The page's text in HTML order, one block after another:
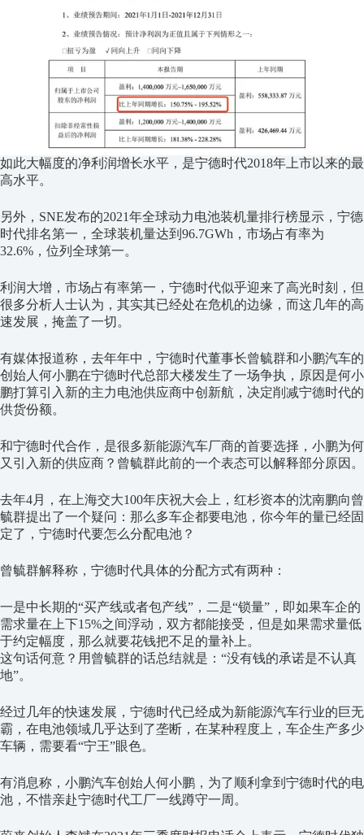
如此大幅度的净利润增长水平，是宁德时代2018年上市以来的最
高水平。
另外，SNE发布的2021年全球动力电池装机量排行榜显示，宁德
时代排名第一，全球装机量达到96.7GWh，市场占有率为
32.6%，位列全球第一。
利润大增，市场占有率第一，宁德时代似乎迎来了高光时刻，但
很多分析人士认为，其实其已经处在危机的边缘，而这几年的高
速发展，掩盖了一切。
有媒体报道称，去年年中，宁德时代董事长曾毓群和小鹏汽车的
创始人何小鹏在宁德时代总部大楼发生了一场争执，原因是何小
鹏打算引入新的主力电池供应商中创新航，决定削减宁德时代的
供货份额。
和宁德时代合作，是很多新能源汽车厂商的首要选择，小鹏为何
又引入新的供应商？曾毓群此前的一个表态可以解释部分原因。
去年4月，在上海交大100年庆祝大会上，红杉资本的沈南鹏向曾
毓群提出了一个疑问：那么多车企都要电池，你今年的量已经固
定了，宁德时代要怎么分配电池？
曾毓群解释称，宁德时代具体的分配方式有两种：
一是中长期的“买产线或者包产线”，二是“锁量”，即如果车企的
需求量在上下15%之间浮动，双方都能接受，但是如果需求量低
于约定幅度，那么就要花钱把不足的量补上。
这句话何意？用曾毓群的话总结就是：“没有钱的承诺是不认真
地”。
经过几年的快速发展，宁德时代已经成为新能源汽车行业的巨无
霸，在电池领域几乎达到了垄断，在某种程度上，车企生产多少
车辆，需要看“宁王”眼色。
有消息称，小鹏汽车创始人何小鹏，为了顺利拿到宁德时代的电
池，不惜亲赴宁德时代工厂一线蹲守一周。